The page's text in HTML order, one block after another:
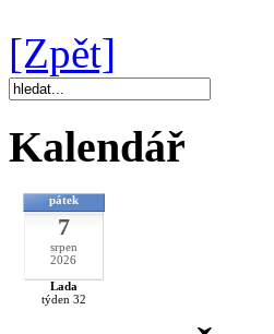
[Zpět]
Kalendář
pátek
7
srpen
2026
Lada
týden 32